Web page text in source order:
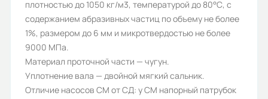
Исполнение:
Без двигателя без рамы
Частота вращения
электродвигателя n, об/мин:
1500
плотностью до 1050 кг/м3, температурой до 80°С, с
содержанием абразивных частиц по объему не более
1%, размером до 6 мм и микротвердостью не более
9000 МПа.
Материал проточной части — чугун.
Уплотнение вала — двойной мягкий сальник.
Отличие насосов СМ от СД: у СМ напорный патрубок